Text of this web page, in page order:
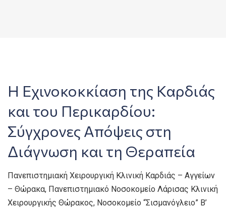
Η Εχινοκοκκίαση της Καρδιάς
και του Περικαρδίου:
Σύγχρονες Απόψεις στη
Διάγνωση και τη Θεραπεία
Πανεπιστημιακή Χειρουργική Κλινική Καρδιάς – Αγγείων
– Θώρακα, Πανεπιστημιακό Νοσοκομείο Λάρισας Κλινική
Χειρουργικής Θώρακος, Νοσοκομείο “Σισμανόγλειο” Β’